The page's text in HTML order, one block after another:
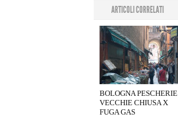
ARTICOLI CORRELATI
BOLOGNA PESCHERIE
VECCHIE CHIUSA X
FUGA GAS